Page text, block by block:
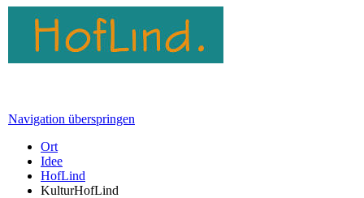
Navigation überspringen
Ort
Idee
HofLind
KulturHofLind